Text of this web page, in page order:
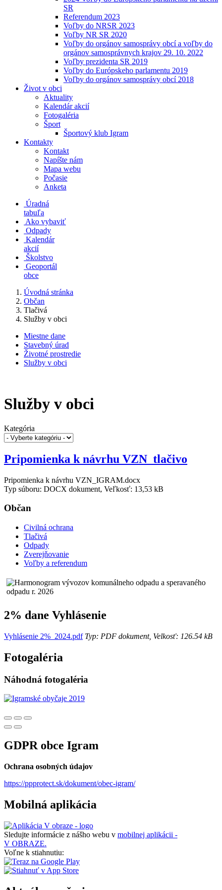
SR
Referendum 2023
Voľby do NRSR 2023
Voľby NR SR 2020
Voľby do orgánov samosprávy obcí a voľby do
orgánov samosprávnych krajov 29. 10. 2022
Voľby prezidenta SR 2019
Voľby do Európskeho parlamentu 2019
Voľby do orgánov samosprávy obcí 2018
Život v obci
Aktuality
Kalendár akcií
Fotogaléria
Šport
Športový klub Igram
Kontakty
Kontakt
Napíšte nám
Mapa webu
Počasie
Anketa
Úradná
tabuľa
Ako vybaviť
Odpady
Kalendár
akcií
Školstvo
Geoportál
obce
Úvodná stránka
Občan
Tlačivá
Služby v obci
Miestne dane
Stavebný úrad
Životné prostredie
Služby v obci
Služby v obci
Kategória
Pripomienka k návrhu VZN_tlačivo
Pripomienka k návrhu VZN_IGRAM.docx
Typ súboru: DOCX dokument, Veľkosť: 13,53 kB
Občan
Civilná ochrana
Tlačivá
Odpady
Zverejňovanie
Voľby a referendum
2% dane Vyhlásenie
Vyhlásenie 2%_2024.pdfTyp: PDF dokument, Velkosť: 126.54 kB
Fotogaléria
Náhodná fotogaléria
GDPR obce Igram
Ochrana osobných údajov
https://ppprotect.sk/dokument/obec-igram/
Mobilná aplikácia
Sledujte informácie z nášho webu v mobilnej aplikácii -
V OBRAZE.
Voľne k stiahnutiu: